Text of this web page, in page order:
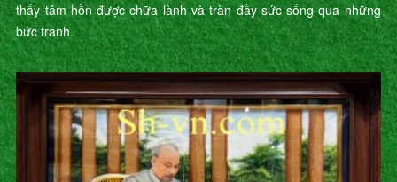
thấy tâm hồn được chữa lành và tràn đầy sức sống qua những
bức tranh.